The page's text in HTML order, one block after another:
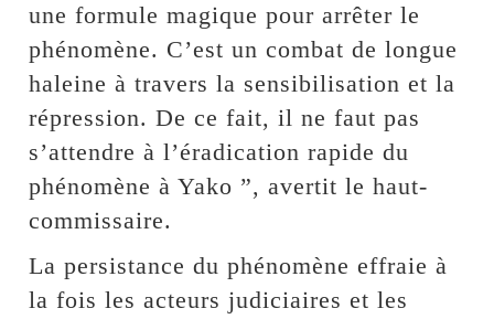
une formule magique pour arrêter le
phénomène. C’est un combat de longue
haleine à travers la sensibilisation et la
répression. De ce fait, il ne faut pas
s’attendre à l’éradication rapide du
phénomène à Yako ”, avertit le haut-
commissaire.
La persistance du phénomène effraie à
la fois les acteurs judiciaires et les